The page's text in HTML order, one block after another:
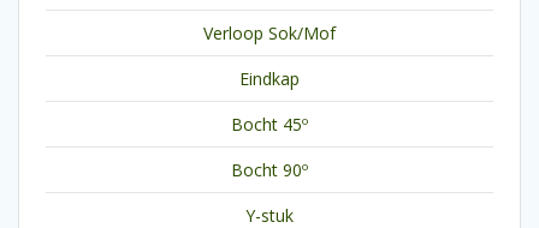
Verloop Sok/Mof
Eindkap
Bocht 45º
Bocht 90º
Y-stuk